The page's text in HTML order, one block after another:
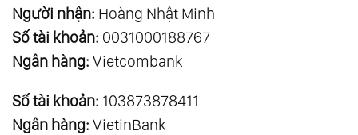
Người nhận: Hoàng Nhật Minh
Số tài khoản: 0031000188767
Ngân hàng: Vietcombank
Số tài khoản: 103873878411
Ngân hàng: VietinBank